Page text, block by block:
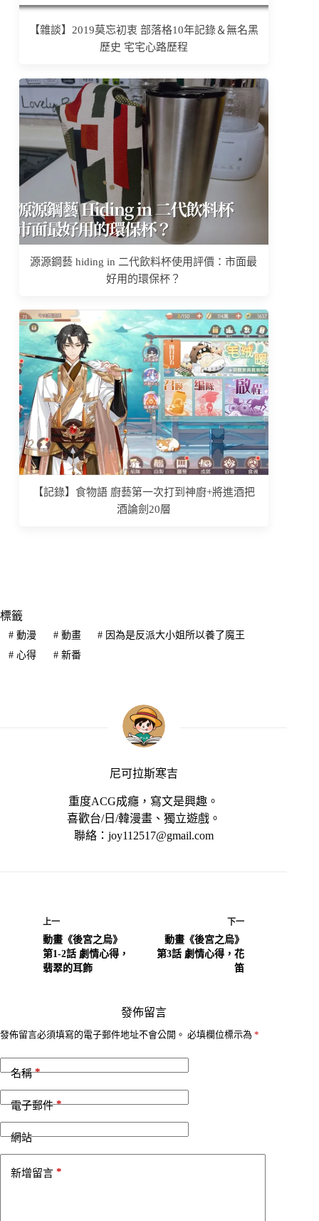
【雜談】2019莫忘初衷 部落格10年記錄＆無名黑
歷史 宅宅心路歷程
源源鋼藝 hiding in 二代飲料杯使用評價：市面最
好用的環保杯？
【記錄】食物語 廚藝第一次打到神廚+將進酒把
酒論劍20層
標籤
#動漫 #動畫 # 因為是反派大小姐所以養了魔王
#心得 #新番
尼可拉斯寒吉
重度ACG成癮，寫文是興趣。
喜歡台/日/韓漫畫、獨立遊戲。
聯絡：joy112517@gmail.com
上一
動畫《後宮之烏》
第1-2話 劇情心得，
翡翠的耳飾
下一
動畫《後宮之烏》
第3話 劇情心得，花
笛
發佈留言
發佈留言必須填寫的電子郵件地址不會公開。 必填欄位標示為 *
名稱*
電子郵件*
網站
新增留言 *
A
t
e
t
i